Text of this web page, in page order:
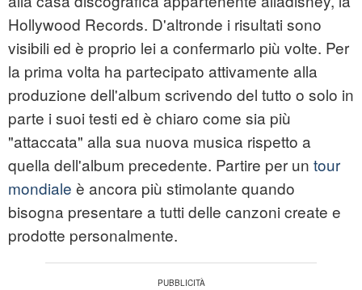
Hollywood Records. D'altronde i risultati sono
visibili ed è proprio lei a confermarlo più volte. Per
la prima volta ha partecipato attivamente alla
produzione dell'album scrivendo del tutto o solo in
parte i suoi testi ed è chiaro come sia più
"attaccata" alla sua nuova musica rispetto a
quella dell'album precedente. Partire per un tour
mondiale è ancora più stimolante quando
bisogna presentare a tutti delle canzoni create e
prodotte personalmente.